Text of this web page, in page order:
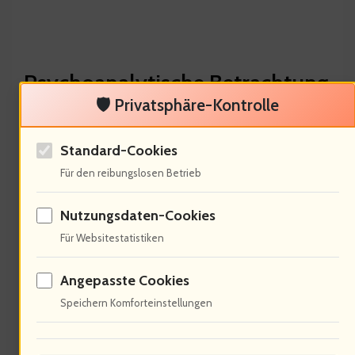
Psychoanalytische Betrachtung
von Humor
Humor ist ein Ventil für unterdrückte.
64% der Menschen nutzen Humor, um
🛡️ Privatsphäre-Kontrolle
Standard-Cookies
Für den reibungslosen Betrieb
Nutzungsdaten-Cookies
Für Websitestatistiken
Angepasste Cookies
Speichern Komforteinstellungen